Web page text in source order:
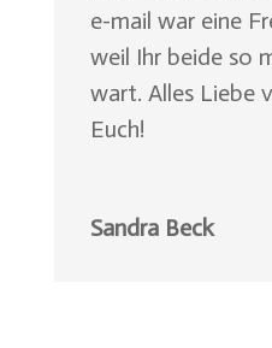
e-mail war eine
weil Ihr beide so
wart. Alles Liebe
Euch!
Sandra Beck